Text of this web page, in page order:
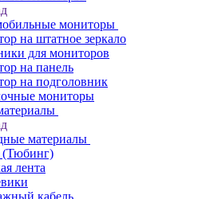
мониторы
на штатное зеркало
для мониторов
на панель
на подголовник
мониторы
материалы
(Тюбинг)
лента
кабель